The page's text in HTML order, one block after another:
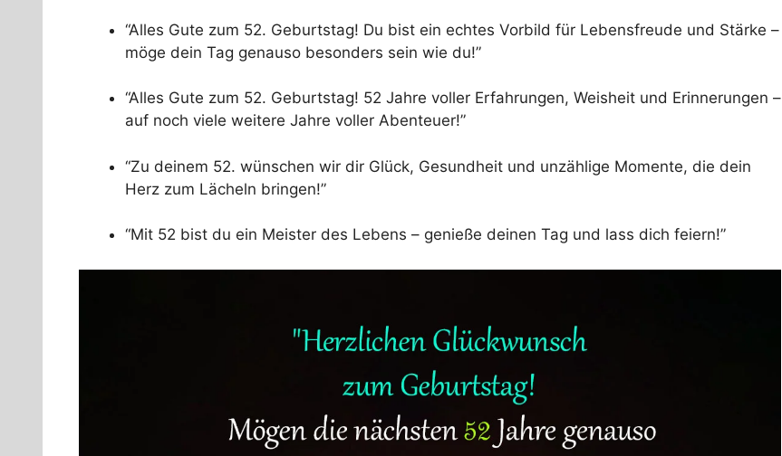
“Alles Gute zum 52. Geburtstag! Du bist ein echtes Vorbild für Lebensfreude und Stärke –
möge dein Tag genauso besonders sein wie du!”
“Alles Gute zum 52. Geburtstag! 52 Jahre voller Erfahrungen, Weisheit und Erinnerungen –
auf noch viele weitere Jahre voller Abenteuer!”
“Zu deinem 52. wünschen wir dir Glück, Gesundheit und unzählige Momente, die dein
Herz zum Lächeln bringen!”
“Mit 52 bist du ein Meister des Lebens – genieße deinen Tag und lass dich feiern!”